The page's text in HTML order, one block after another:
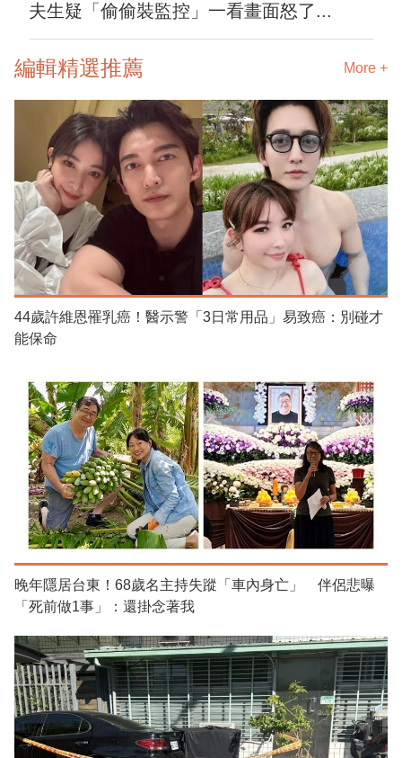
夫生疑「偷偷裝監控」一看畫面怒了...
編輯精選推薦 More +
44歲許維恩罹乳癌！醫示警「3日常用品」易致癌：別碰才
能保命
晚年隱居台東！68歲名主持失蹤「車內身亡」 伴侶悲曝
「死前做1事」：還掛念著我